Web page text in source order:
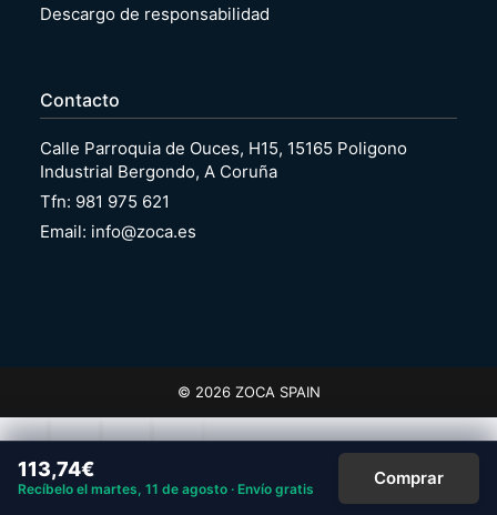
113,74€
Recíbelo el martes, 11 de agosto · Envío gratis
Comprar
Descargo de responsabilidad
Contacto
Calle Parroquia de Ouces, H15, 15165 Poligono
Industrial Bergondo, A Coruña
Tfn: 981 975 621
Email: info@zoca.es
© 2026 ZOCA SPAIN